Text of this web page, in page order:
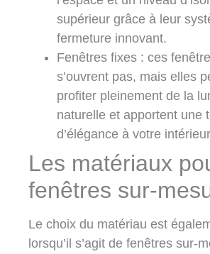
supérieur grâce à leur
fermeture innovant.
Fenêtres fixes : ces
s’ouvrent pas, mais elles
profiter pleinement de la
naturelle et apportent une
d’élégance à votre
Les matériaux
fenêtres sur-
Le choix du matériau est
lorsqu’il s’agit de fenêtres sur-